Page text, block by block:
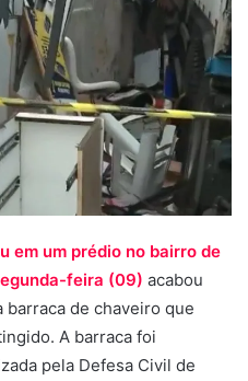
em um prédio no bairro de
feira (09) acabou
de chaveiro que
A barraca foi
pela Defesa Civil de